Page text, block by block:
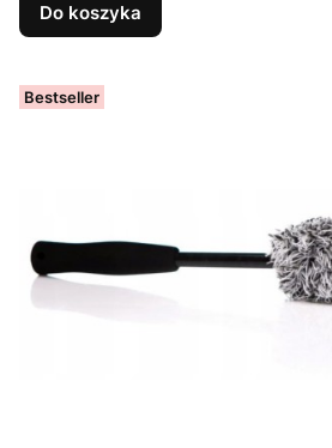
Do koszyka
Bestseller